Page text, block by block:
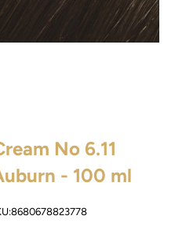
No 6.11
- 100 ml
8680678823778